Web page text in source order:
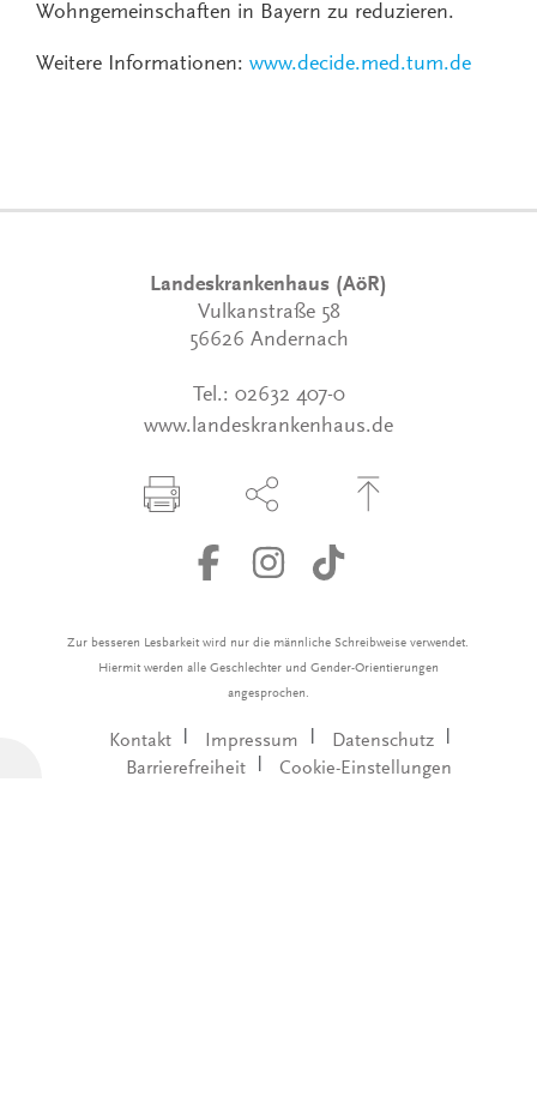
Wohngemeinschaften in Bayern zu reduzieren.
Weitere Informationen: www.decide.med.tum.de
Landeskrankenhaus (AöR)
Vulkanstraße 58
56626 Andernach
Tel.: 02632 407-0
www.landeskrankenhaus.de
Zur besseren Lesbarkeit wird nur die männliche Schreibweise verwendet.
Hiermit werden alle Geschlechter und Gender-Orientierungen
angesprochen.
Kontakt Impressum
Datenschutz
Barrierefreiheit
Cookie-Einstellungen